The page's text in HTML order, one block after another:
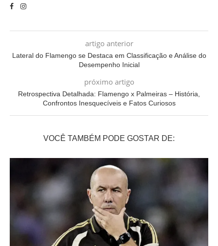
artigo anterior
Lateral do Flamengo se Destaca em Classificação e Análise do
Desempenho Inicial
próximo artigo
Retrospectiva Detalhada: Flamengo x Palmeiras – História,
Confrontos Inesquecíveis e Fatos Curiosos
VOCÊ TAMBÉM PODE GOSTAR DE: